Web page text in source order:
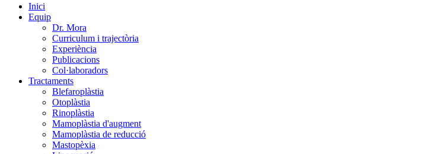
Inici
Equip
Dr. Mora
Curriculum i trajectòria
Experiència
Publicacions
Col·laboradors
Tractaments
Blefaroplàstia
Otoplàstia
Rinoplàstia
Mamoplàstia d'augment
Mamoplàstia de reducció
Mastopèxia